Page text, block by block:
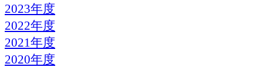
2023年度
2022年度
2021年度
2020年度